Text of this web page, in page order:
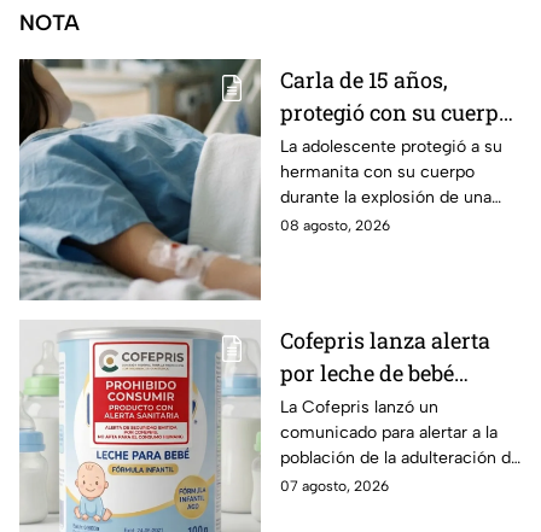
NOTA
Carla de 15 años,
protegió con su cuerpo
a su hermanita de 4
durante la explosión de
una pipa de gas en
Cuernavaca
La adolescente protegió a su
hermanita con su cuerpo
durante la explosión de una
pipa de gas en Cuernavaca;
08 agosto, 2026
Cofepris lanza alerta
por leche de bebé
adulterada: ¿Qué marca
es y cómo identificarla?
La Cofepris lanzó un
comunicado para alertar a la
población de la adulteración de
una leche para bebé.
07 agosto, 2026